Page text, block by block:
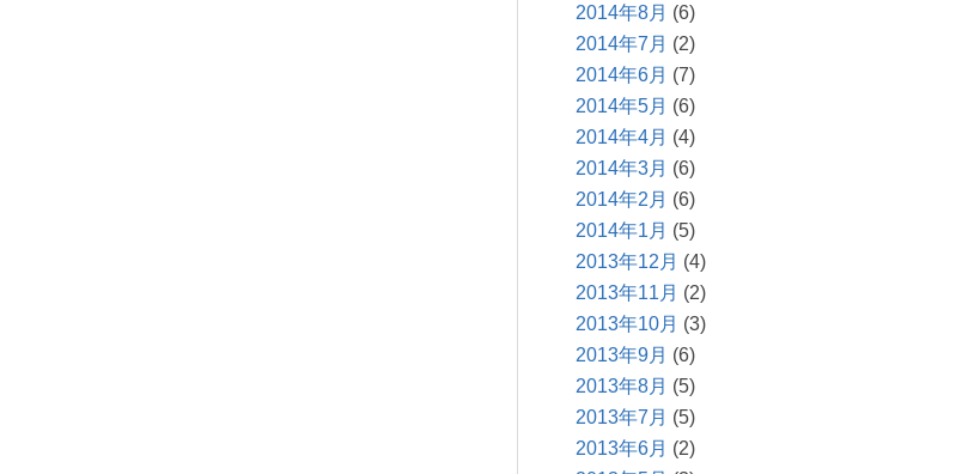
2014年8月 (6)
2014年7月 (2)
2014年6月 (7)
2014年5月 (6)
2014年4月 (4)
2014年3月 (6)
2014年2月 (6)
2014年1月 (5)
2013年12月 (4)
2013年11月 (2)
2013年10月 (3)
2013年9月 (6)
2013年8月 (5)
2013年7月 (5)
2013年6月 (2)